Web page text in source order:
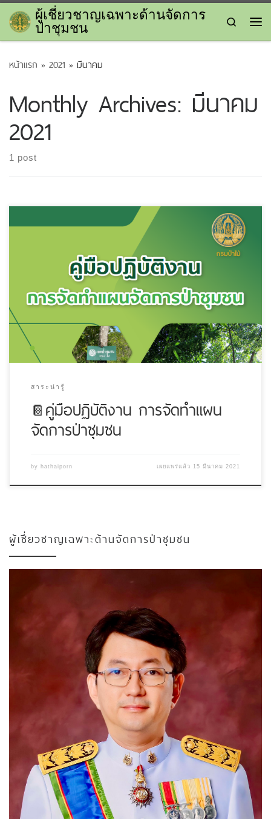
Skip to content
ผู้เชี่ยวชาญเฉพาะด้านจัดการ
ป่าชุมชน Search
หน้าแรก » 2021 » มีนาคม
Monthly Archives: มีนาคม
2021
1 post
สาระน่ารู้
📔คู่มือปฏิบัติงาน การจัดทำแผน
จัดการป่าชุมชน
by hathaiporn เผยแพร่แล้ว 15 มีนาคม 2021
ผู้เชี่ยวชาญเฉพาะด้านจัดการป่าชุมชน